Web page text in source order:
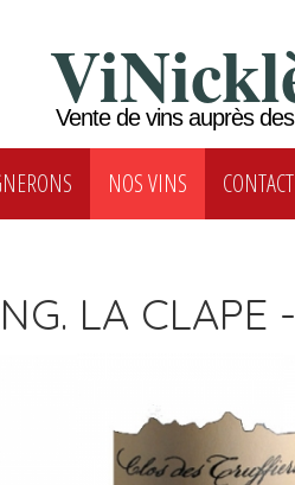
Vente de vins auprès
NOS VINS CONTACT
LA